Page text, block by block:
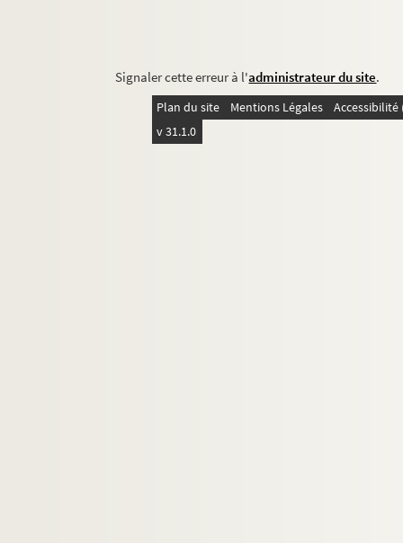
Signaler cette erreur à l'administrateur du site.
Plan du site Mentions Légales
v 31.1.0